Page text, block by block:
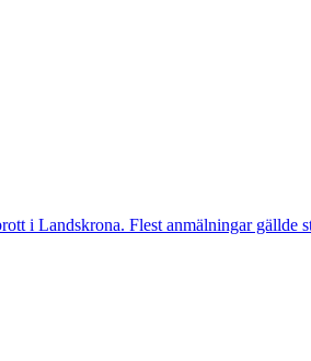
i Landskrona. Flest anmälningar gällde